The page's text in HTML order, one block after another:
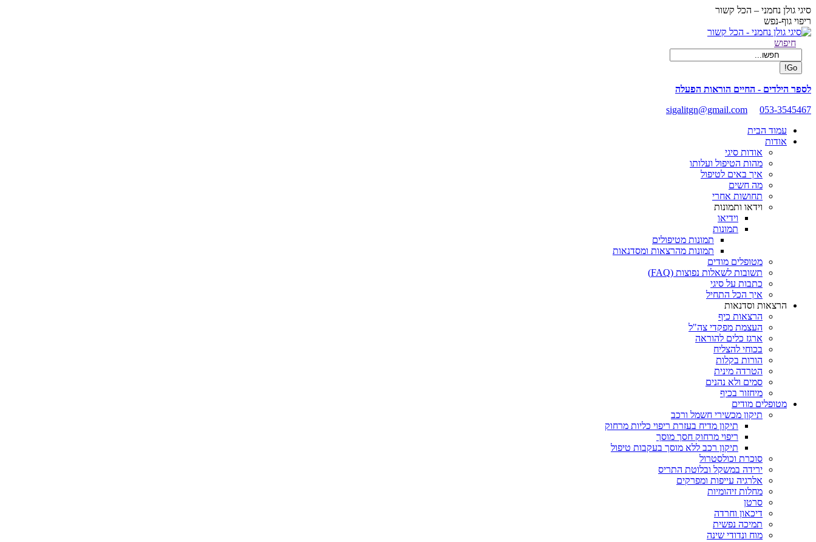
Skip
to
content
סיגי גולן נחמני – הכל קשור
ריפוי גוף-נפש
Facebook
opens
new
window
Search:
חיפוש
לספר הילדים - החיים הוראות הפעלה
sigalitgn@gmail.com
053-3545467
עמוד הבית
אודות
אודות סיגי
מהות הטיפול ועלותו
איך באים לטיפול
מה חשים
תחושות אחרי
וידאו ותמונות
וידיאו
תמונות
תמונות מטיפולים
תמונות מהרצאות ומסדנאות
מטופלים מודים
תשובות לשאלות נפוצות (FAQ)
כתבות על סיגי
איך הכל התחיל
הרצאות וסדנאות
הרצאות כיף
העצמת מפקדי צה"ל
ארגז כלים להוראה
בכוחי להצליח
הורות בקלות
הטרדה מינית
סמים ולא נהנים
מיחזור בכיף
מטופלים מודים
תיקון מכשירי חשמל ורכב
תיקון מדיח בעזרת ריפוי כליות מרחוק
ריפוי מרחוק חסך מוסך
תיקון רכב ללא מוסך בעקבות טיפול
סוכרת וכולסטרול
ירידה במשקל ובלוטת התריס
אלרגיה עייפות ומפרקים
מחלות זיהומיות
סרטן
דיכאון וחרדה
תמיכה נפשית
מוח ונדודי שינה